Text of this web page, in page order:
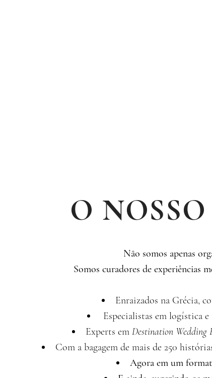
O
Não somos apenas
Somos curadores de experiências
Enraizados na Grécia,
Especialistas em logística
Experts em Destination Wedding
Com a bagagem de mais de 250
Agora em um